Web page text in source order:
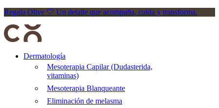
Regala Olive 🤍 Un detalle que acompaña, cuida y transforma.
Dermatología
Mesoterapia Capilar (Dudasterida,
vitaminas)
Mesoterapia Blanqueante
Eliminación de melasma